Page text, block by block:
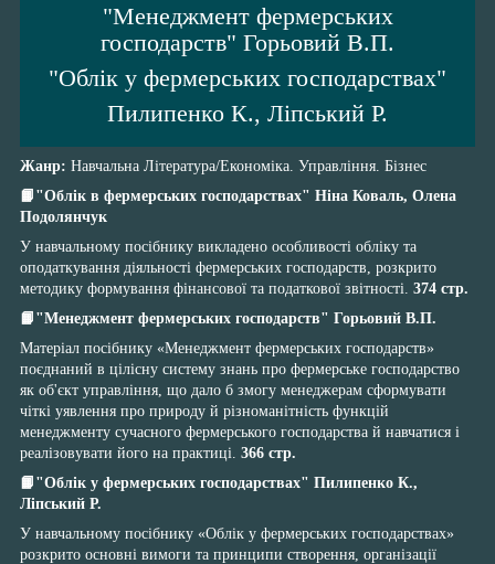
"Менеджмент фермерських
господарств" Горьовий В.П.
"Облік у фермерських господарствах"
Пилипенко К., Ліпський Р.
Жанр: Навчальна Література/Економіка. Управління. Бізнес
📙"Облік в фермерських господарствах" Ніна Коваль, Олена
Подолянчук
У навчальному посібнику викладено особливості обліку та
оподаткування діяльності фермерських господарств, розкрито
методику формування фінансової та податкової звітності. 374 стр.
📙"Менеджмент фермерських господарств" Горьовий В.П.
Матеріал посібнику «Менеджмент фермерських господарств»
поєднаний в цілісну систему знань про фермерське господарство
як об'єкт управління, що дало б змогу менеджерам сформувати
чіткі уявлення про природу й різноманітність функцій
менеджменту сучасного фермерського господарства й навчатися і
реалізовувати його на практиці. 366 стр.
📙"Облік у фермерських господарствах" Пилипенко К.,
Ліпський Р.
У навчальному посібнику «Облік у фермерських господарствах»
розкрито основні вимоги та принципи створення, організації